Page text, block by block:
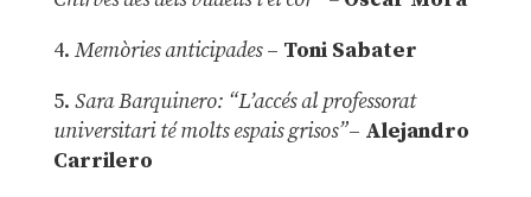
4. Memòries anticipades– Toni Sabater
5. Sara Barquinero: “L’accés al professorat
universitari té molts espais grisos”– Alejandro
Carrilero